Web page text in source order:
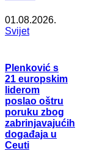
01.08.2026.
Svijet
Plenković s
21 europskim
liderom
poslao oštru
poruku zbog
zabrinjavajućih
događaja u
Ceuti